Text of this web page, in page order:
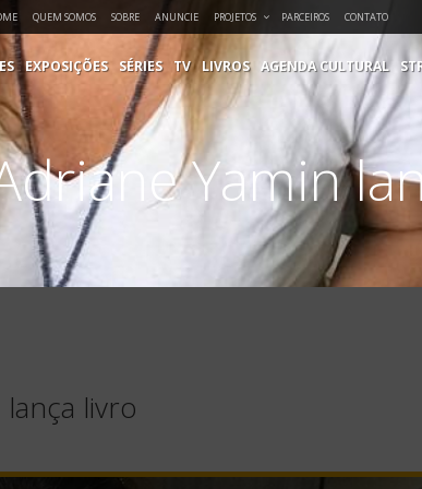
QUEM SOMOS SOBRE ANUNCIE PROJETOS PARCEIROS CONTATO
EXPOSIÇÕES SÉRIES TV LIVROS AGENDA CULTURAL
Yamin
livro